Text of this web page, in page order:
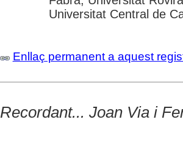
Universitat Central de
Enllaç permanent a aquest
Recordant... Joan Via i